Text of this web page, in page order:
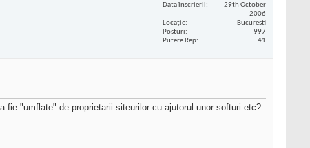
Data înscrierii
29th October
2006
Locaţie
Bucuresti
Posturi
997
Putere Rep
41
"umflate" de proprietarii siteurilor cu ajutorul unor softuri etc?